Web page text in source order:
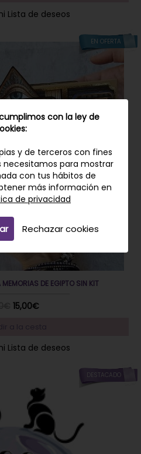
Lista de deseos
EN OFERTA
DE EGIPTO SIN KIT
15,00€
Lista de deseos
DESTACADO
con la ley de
y de terceros con fines
necesitamos para mostrar
con tus hábitos de
más información en
de privacidad
Rechazar cookies